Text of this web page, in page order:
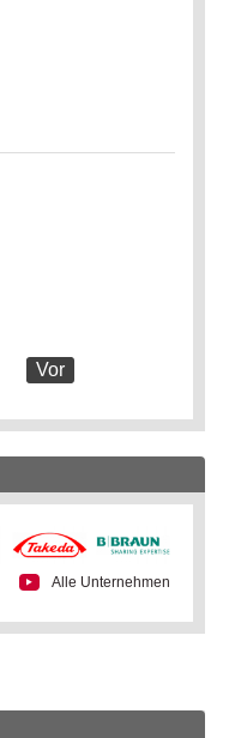
Vor
Alle Unternehmen